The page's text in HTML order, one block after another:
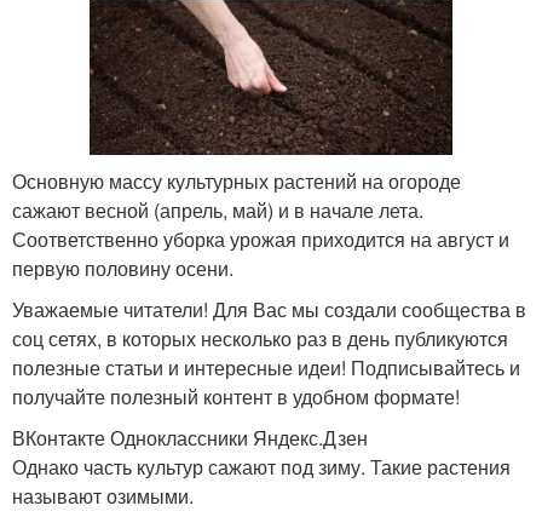
Основную массу культурных растений на огороде
сажают весной (апрель, май) и в начале лета.
Соответственно уборка урожая приходится на август и
первую половину осени.
Уважаемые читатели! Для Вас мы создали сообщества в
соц сетях, в которых несколько раз в день публикуются
полезные статьи и интересные идеи! Подписывайтесь и
получайте полезный контент в удобном формате!
ВКонтакте Одноклассники Яндекс.Дзен
Однако часть культур сажают под зиму. Такие растения
называют озимыми.